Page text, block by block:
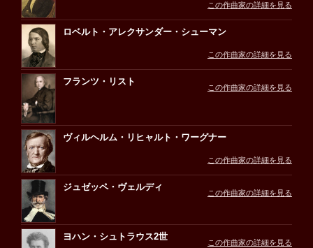
この作曲家の詳細を見る
ロベルト・アレクサンダー・シューマン
この作曲家の詳細を見る
フランツ・リスト
この作曲家の詳細を見る
ヴィルヘルム・リヒャルト・ワーグナー
この作曲家の詳細を見る
ジュゼッペ・ヴェルディ
この作曲家の詳細を見る
ヨハン・シュトラウス2世
この作曲家の詳細を見る